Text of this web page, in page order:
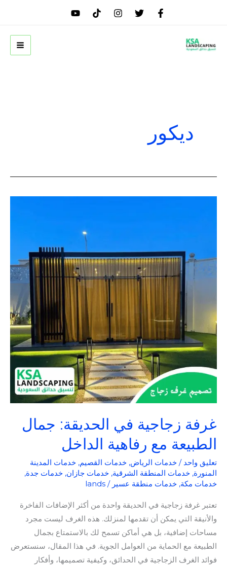
ديكور
غرفة زجاجية في الحديقة: جمال
الطبيعة مع رفاهية الداخل
تعليق واحد / خدمات الرياض, خدمات القصيم, خدمات المدينة
المنورة, خدمات المنطقة الشرقية, خدمات جازان, خدمات جدة,
خدمات مكة, خدمات منطقة عسير /
lands
تعتبر غرفة زجاجية في الحديقة واحدة من أكثر الإضافات الفاخرة
والأنيقة التي يمكن أن تقدمها لمنزلك. هذه الغرف ليست مجرد
مساحات إضافية، بل هي أماكن تسمح لك بالاستمتاع بجمال
الطبيعة مع الحماية من العوامل الجوية. في هذا المقال، سنستعرض
فوائد الغرف الزجاجية في الحدائق، وكيفية تصميمها، وأفكار
جمال
الطبيعة
الداخل